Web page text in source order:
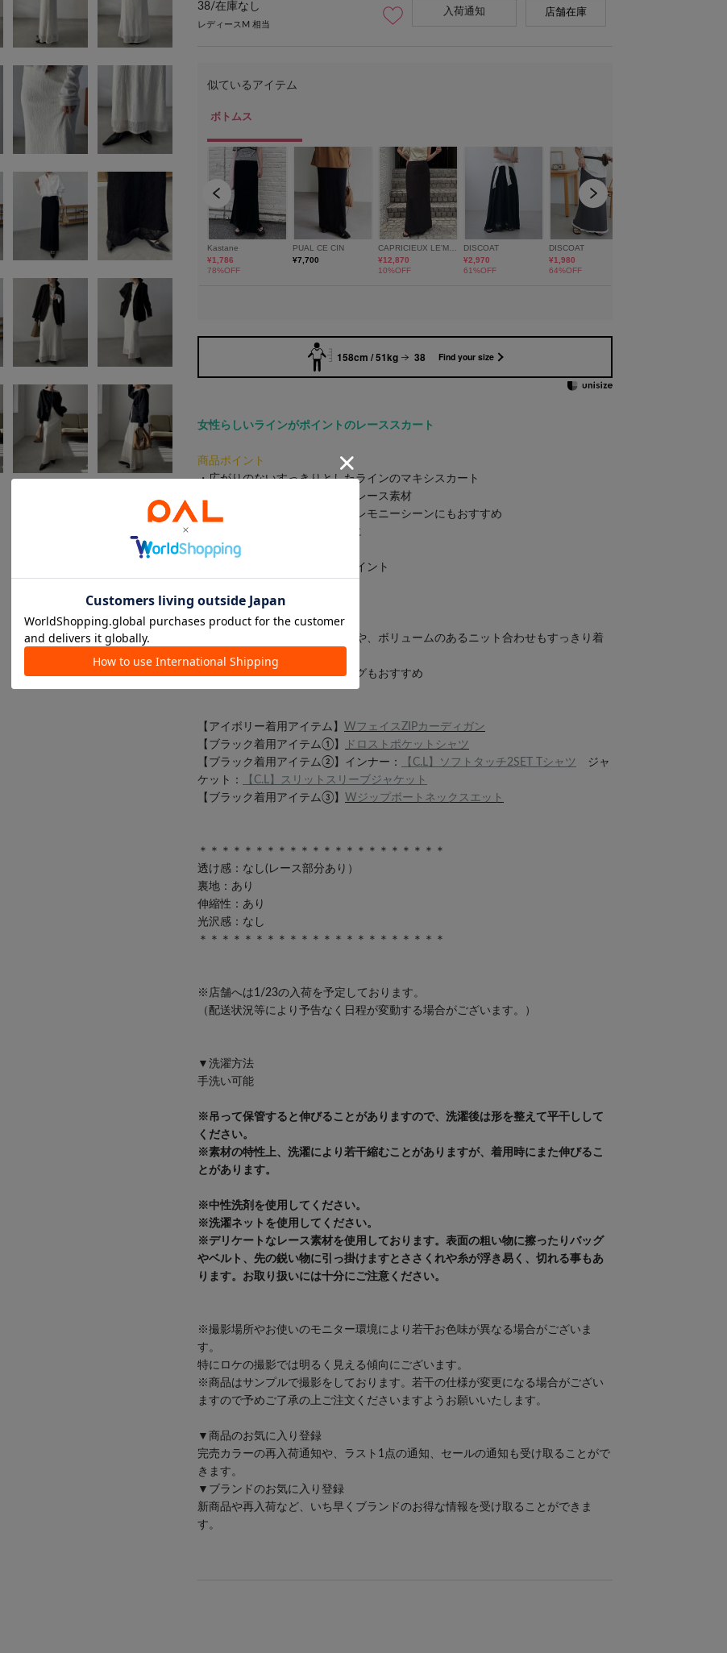
38/在庫なし
レディースM 相当
入荷通知 店舗在庫
158cm / 51kg 38 Find your size
女性らしいラインがポイントのレーススカート
商品ポイント
・広がりのないすっきりとしたラインのマキシスカート
・ストレッチ性のある柔らかいレース素材
・ブラックはオケージョンやセレモニーシーンにもおすすめ
・1枚で春らしいスタイリングに
・落ち感があり華奢見えが叶う
・シワにならないのも嬉しいポイント
商品ポイント
・オーバーサイズのスウェットや、ボリュームのあるニット合わせもすっきり着
れる
・春はワントーンのスタイリングもおすすめ
【アイボリー着用アイテム】 WフェイスZIPカーディガン
【ブラック着用アイテム①】
ドロストポケットシャツ
【ブラック着用アイテム②】インナー：
【C.L】ソフトタッチ2SET Tシャツ
ジャ
ケット：
【C.L】スリットスリーブジャケット
【ブラック着用アイテム③】 Wジップボートネックスエット
＊＊＊＊＊＊＊＊＊＊＊＊＊＊＊＊＊＊＊＊＊＊
透け感：なし(レース部分あり）
裏地：あり
伸縮性：あり
光沢感：なし
＊＊＊＊＊＊＊＊＊＊＊＊＊＊＊＊＊＊＊＊＊＊
※店舗へは1/23の入荷を予定しております。
（配送状況等により予告なく日程が変動する場合がございます。）
▼洗濯方法
手洗い可能
※吊って保管すると伸びることがありますので、洗濯後は形を整えて平干しして
ください。
※素材の特性上、洗濯により若干縮むことがありますが、着用時にまた伸びるこ
とがあります。
※中性洗剤を使用してください。
※洗濯ネットを使用してください。
※デリケートなレース素材を使用しております。表面の粗い物に擦ったりバッグ
やベルト、先の鋭い物に引っ掛けますとささくれや糸が浮き易く、切れる事もあ
ります。お取り扱いには十分にご注意ください。
※撮影場所やお使いのモニター環境により若干お色味が異なる場合がございま
す。
特にロケの撮影では明るく見える傾向にございます。
※商品はサンプルで撮影をしております。若干の仕様が変更になる場合がござい
ますので予めご了承の上ご注文くださいますようお願いいたします。
▼商品のお気に入り登録
完売カラーの再入荷通知や、ラスト1点の通知、セールの通知も受け取ることがで
きます。
▼ブランドのお気に入り登録
新商品や再入荷など、いち早くブランドのお得な情報を受け取ることができま
す。